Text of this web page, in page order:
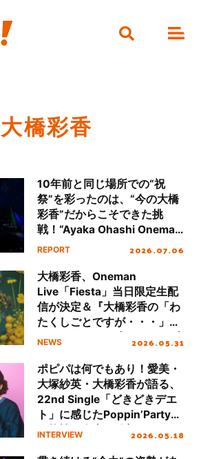
大橋彩香
10年前と同じ場所での“祝
祭”を彩ったのは、“今の大橋
彩香”だからこそできた挑
戦！“Ayaka Ohashi Oneman
Live『Fiesta』”ライブレポー
REPORT 2026.07.06
大橋彩香、Oneman
Live「Fiesta」当日限定生配
信が決定＆『大橋彩香の「わ
たくしごとですが・・・」』
にて6月10日21時からライブ
NEWS 2026.05.31
ポピパは何でもあり！愛美・
大塚紗英・大橋彩香が語る、
22nd Single「どきどきデエ
ト」に感じたPoppin’Partyの
可能性と自由な発想
INTERVIEW 2026.05.18